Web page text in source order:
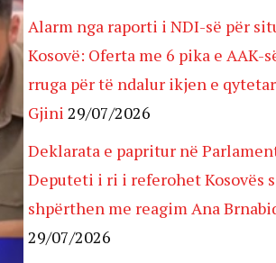
Alarm nga raporti i NDI-së për
Kosovë: Oferta me 6 pika e AAK-
rruga për të ndalur ikjen e
Gjini 29/07/2026
Deklarata e papritur në
Deputeti i ri i referohet Kosovës
shpërthen me reagim Ana
29/07/2026